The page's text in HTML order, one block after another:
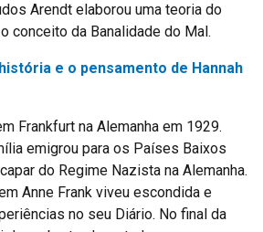
Arendt elaborou uma teoria do
conceito da Banalidade do Mal.
e o pensamento de Hannah
Frankfurt na Alemanha em 1929.
emigrou para os Países Baixos
do Regime Nazista na Alemanha.
Anne Frank viveu escondida e
no seu Diário. No final da